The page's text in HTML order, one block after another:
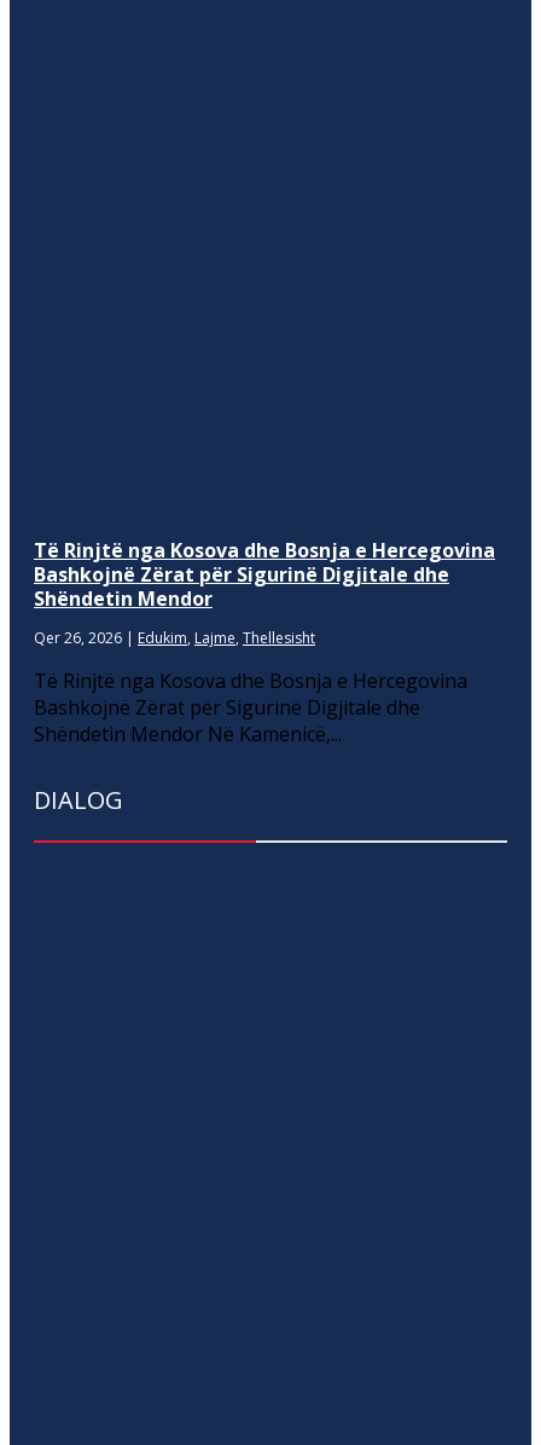
Të Rinjtë nga Kosova dhe Bosnja e Hercegovina
Bashkojnë Zërat për Sigurinë Digjitale dhe
Shëndetin Mendor
Qer 26, 2026 | Edukim, Lajme, Thellesisht
Të Rinjtë nga Kosova dhe Bosnja e Hercegovina
Bashkojnë Zërat për Sigurinë Digjitale dhe
Shëndetin Mendor Në Kamenicë,...
DIALOG